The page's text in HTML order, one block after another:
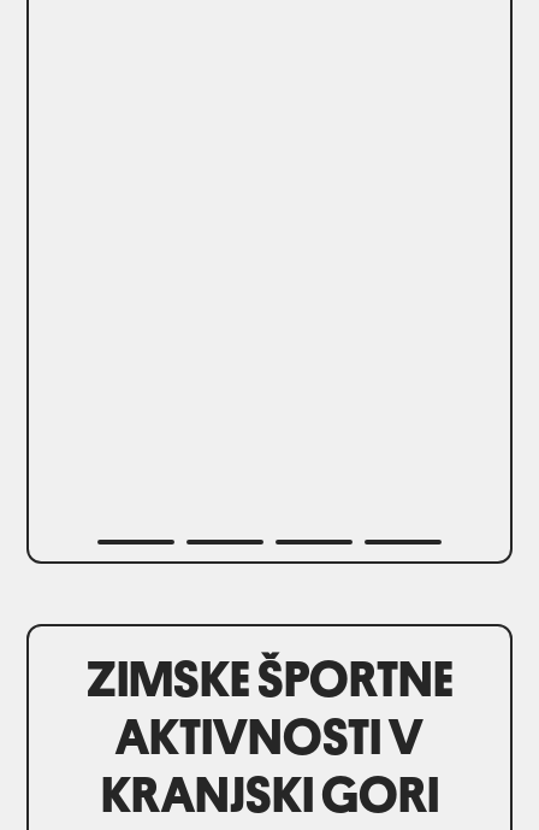
ZIMSKE ŠPORTNE
AKTIVNOSTI V
KRANJSKI GORI